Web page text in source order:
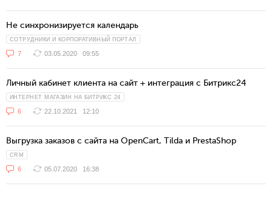
Не синхронизируется календарь
СОТРУДНИКИ И КОРПОРАТИВНЫЙ ПОРТАЛ
7 03.05.2020 09:55
Личный кабинет клиента на сайт + интеграция с Битрикс24
ИНТЕРНЕТ МАГАЗИН НА БИТРИКС 24
6 22.10.2021 12:10
Выгрузка заказов с сайта на OpenCart, Tilda и PrestaShop
CRM
6 05.07.2020 16:38